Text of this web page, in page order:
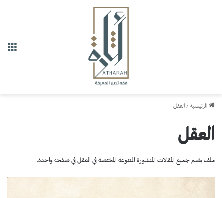
الرئيسية / العقل
العقل
ملف يضم جميع المقالات المنشورة المتنوعة المختصة في العقل في صفحة واحدة.